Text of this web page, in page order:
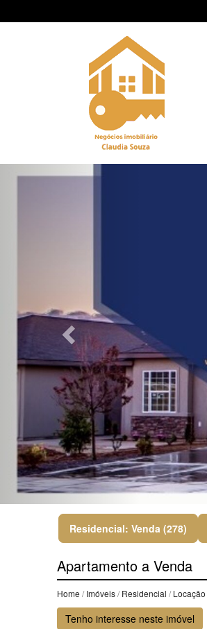
Previous
Residencial: Venda (278)
Apartamento a Venda
Home /Imóveis/Residencial /Locação
Tenho interesse neste imóvel